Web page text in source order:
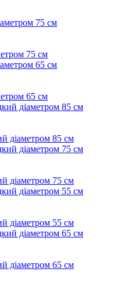
75 см
65 см
діаметром 85 см
діаметром 75 см
діаметром 55 см
діаметром 65 см